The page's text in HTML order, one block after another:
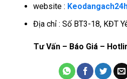
website :
Địa chỉ : Số BT3-18, KĐT
Tư Vấn – Báo Giá –